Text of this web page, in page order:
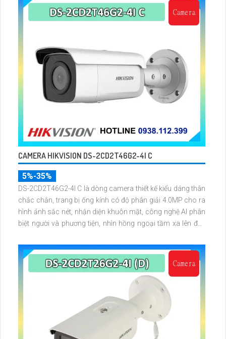
CAMERA HIKVISION DS-2CD2T46G2-4I C
5%-35%
DS-2CD2T46G2-4I C là dòng camera thiết kế kiểu dáng thân
chắc chắn, trang bị ống kính có độ phân giải 4.0MP cho ra
hình ảnh sắc nét, nhận diện khuôn mặt, công nghệ AI phân
biệt người và phương tiện, nhìn hồng ngoại tầm xa lên đến